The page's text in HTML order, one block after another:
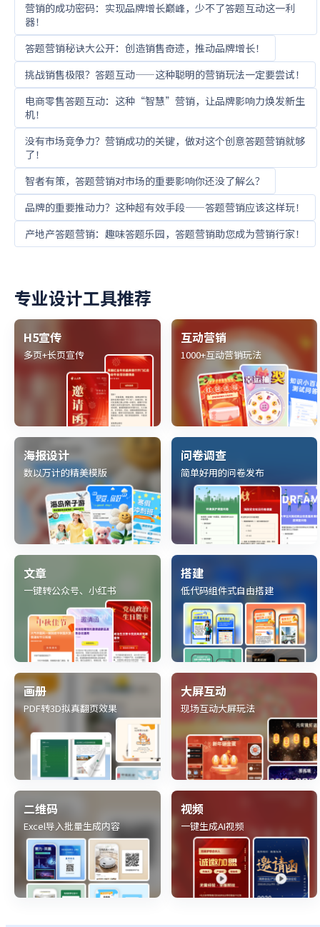
营销的成功密码：实现品牌增长巅峰，少不了答题互动这一利
器！
答题营销秘诀大公开：创造销售奇迹，推动品牌增长！
挑战销售极限？答题互动——这种聪明的营销玩法一定要尝试！
电商零售答题互动：这种“智慧”营销，让品牌影响力焕发新生
机！
没有市场竞争力？营销成功的关键，做对这个创意答题营销就够
了！
智者有策，答题营销对市场的重要影响你还没了解么？
品牌的重要推动力？这种超有效手段——答题营销应该这样玩！
产地产答题营销：趣味答题乐园，答题营销助您成为营销行家！
专业设计工具推荐
H5宣传
多页+长页宣传
互动营销
1000+互动营销玩法
海报设计
数以万计的精美模版
问卷调查
简单好用的问卷发布
文章
一键转公众号、小红书
搭建
低代码组件式自由搭建
画册
PDF转3D拟真翻页效果
大屏互动
现场互动大屏玩法
二维码
Excel导入批量生成内容
视频
一键生成AI视频